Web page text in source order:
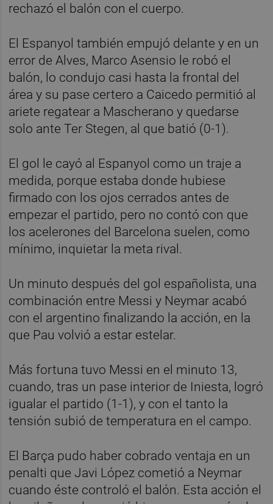
rechazó el balón con el cuerpo.
El Espanyol también empujó delante y en un
error de Alves, Marco Asensio le robó el
balón, lo condujo casi hasta la frontal del
área y su pase certero a Caicedo permitió al
ariete regatear a Mascherano y quedarse
solo ante Ter Stegen, al que batió (0-1).
El gol le cayó al Espanyol como un traje a
medida, porque estaba donde hubiese
firmado con los ojos cerrados antes de
empezar el partido, pero no contó con que
los acelerones del Barcelona suelen, como
mínimo, inquietar la meta rival.
Un minuto después del gol españolista, una
combinación entre Messi y Neymar acabó
con el argentino finalizando la acción, en la
que Pau volvió a estar estelar.
Más fortuna tuvo Messi en el minuto 13,
cuando, tras un pase interior de Iniesta, logró
igualar el partido (1-1), y con el tanto la
tensión subió de temperatura en el campo.
El Barça pudo haber cobrado ventaja en un
penalti que Javi López cometió a Neymar
cuando éste controló el balón. Esta acción el